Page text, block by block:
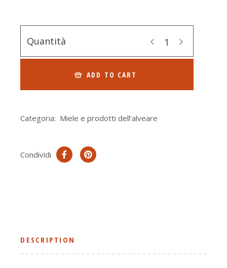
Quantità
ADD TO CART
Categoria: Miele e prodotti dell'alveare
Condividi
DESCRIPTION